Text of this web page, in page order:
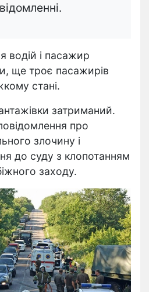
водій і пасажир
ще троє пасажирів
стані.
затриманий.
про
злочину і
до суду з клопотанням
заходу.